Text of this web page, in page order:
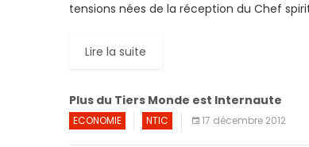
tensions nées de la réception du Chef
Lire la suite
Plus du Tiers Monde est Internaute
ECONOMIE NTIC 17 décembre 2012